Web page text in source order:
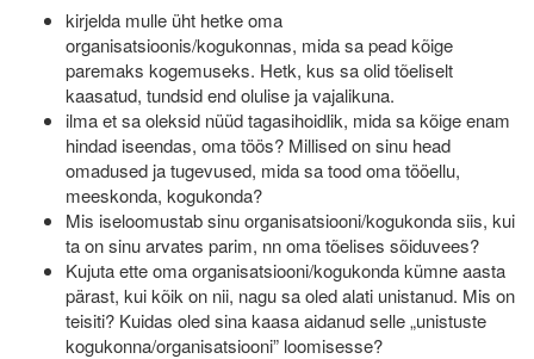
kirjelda mulle üht hetke oma
organisatsioonis/kogukonnas, mida sa pead kõige
paremaks kogemuseks. Hetk, kus sa olid tõeliselt
kaasatud, tundsid end olulise ja vajalikuna.
ilma et sa oleksid nüüd tagasihoidlik, mida sa kõige enam
hindad iseendas, oma töös? Millised on sinu head
omadused ja tugevused, mida sa tood oma tööellu,
meeskonda, kogukonda?
Mis iseloomustab sinu organisatsiooni/kogukonda siis, kui
ta on sinu arvates parim, nn oma tõelises sõiduvees?
Kujuta ette oma organisatsiooni/kogukonda kümne aasta
pärast, kui kõik on nii, nagu sa oled alati unistanud. Mis on
teisiti? Kuidas oled sina kaasa aidanud selle „unistuste
kogukonna/organisatsiooni” loomisesse?